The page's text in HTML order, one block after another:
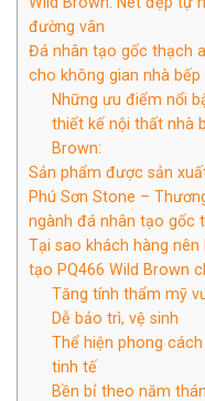
đường vân
Đá nhân tạo gốc thạch
cho không gian nhà bếp
Những ưu điểm nổi
thiết kế nội thất nhà
Brown:
Sản phẩm được sản
Phú Sơn Stone –
ngành đá nhân tạo gốc
Tại sao khách hàng
tạo PQ466 Wild Brown
Tăng tính thẩm mỹ
Dễ bảo trì, vệ sinh
Thể hiện phong
tinh tế
Bền bỉ theo năm